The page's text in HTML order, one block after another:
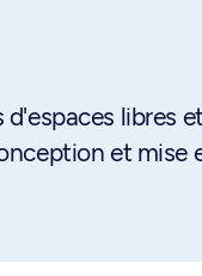
libres
et mise